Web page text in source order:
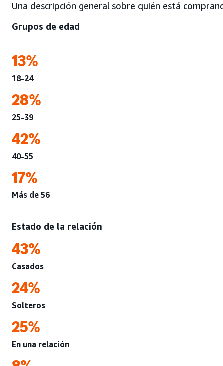
Una descripción general sobre quién está
Grupos de edad
13%
18-24
28%
25-39
42%
40-55
17%
Más de 56
Estado de la relación
43%
Casados
24%
Solteros
25%
En una relación